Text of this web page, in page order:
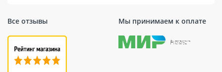
Все отзывы Мы принимаем к оплате